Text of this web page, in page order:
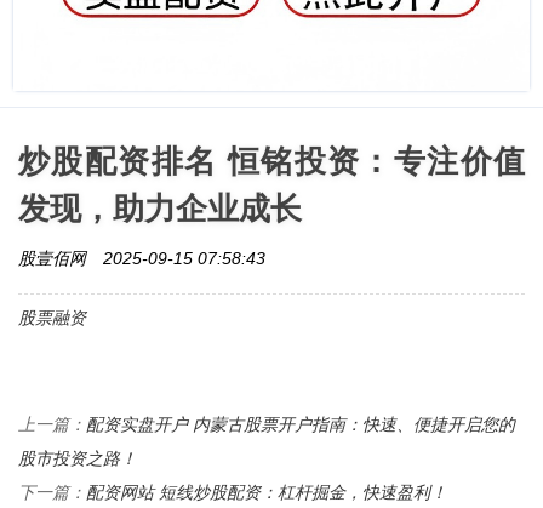
炒股配资排名 恒铭投资：专注价值
发现，助力企业成长
股壹佰网 2025-09-15 07:58:43
股票融资
上一篇： 配资实盘开户 内蒙古股票开户指南：快速、便捷开启您的
股市投资之路！
下一篇： 配资网站 短线炒股配资：杠杆掘金，快速盈利！